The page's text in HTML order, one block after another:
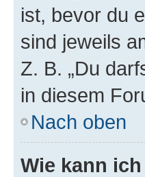
ist, bevor du
sind jeweils
Z. B. „Du
in diesem
Nach oben
Wie kann